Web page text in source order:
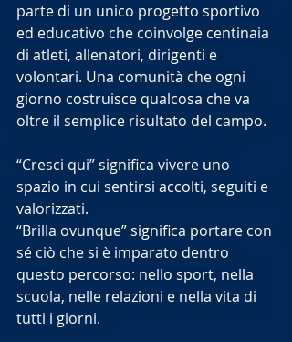
parte di un unico progetto sportivo
ed educativo che coinvolge centinaia
di atleti, allenatori, dirigenti e
volontari. Una comunità che ogni
giorno costruisce qualcosa che va
oltre il semplice risultato del campo.
“Cresci qui” significa vivere uno
spazio in cui sentirsi accolti, seguiti e
valorizzati.
“Brilla ovunque” significa portare con
sé ciò che si è imparato dentro
questo percorso: nello sport, nella
scuola, nelle relazioni e nella vita di
tutti i giorni.